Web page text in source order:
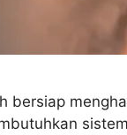
bersiap